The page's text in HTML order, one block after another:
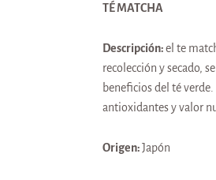
TÉ MATCHA
Descripción:el te
recolección y secado,
beneficios del té
antioxidantes y valor
Origen: Japón